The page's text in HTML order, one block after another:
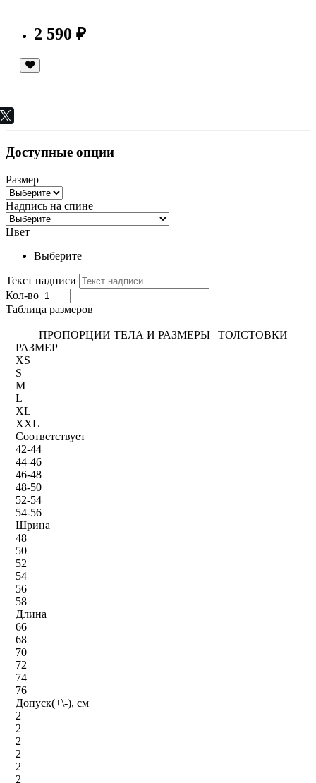
2 590 ₽
Доступные опции
Размер
Надпись на спине
Цвет
Выберите
Текст надписи
Кол-во
Таблица размеров
ПРОПОРЦИИ ТЕЛА И РАЗМЕРЫ | ТОЛСТОВКИ
РАЗМЕР
XS
S
M
L
XL
XXL
Соответствует
42-44
44-46
46-48
48-50
52-54
54-56
Шрина
48
50
52
54
56
58
Длина
66
68
70
72
74
76
Допуск(+\-), см
2
2
2
2
2
2